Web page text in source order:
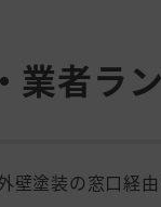
業者ラ
壁塗装の窓口経